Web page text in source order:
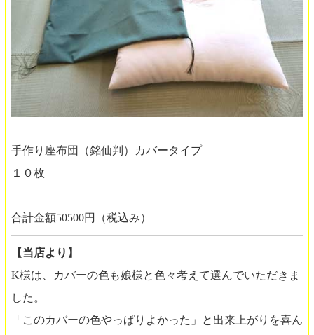
手作り座布団（銘仙判）カバータイプ
１０枚
合計金額50500円（税込み）
【当店より】
K様は、カバーの色も娘様と色々考えて選んでいただきま
した。
「このカバーの色やっぱりよかった」と出来上がりを喜ん